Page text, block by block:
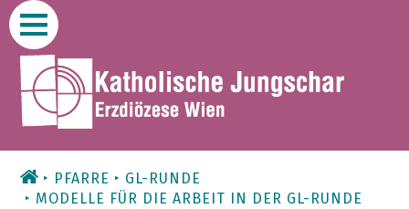
Zum
Inhalt
PFARRE
GL-RUNDE
MODELLE FÜR DIE ARBEIT IN DER GL-RUNDE